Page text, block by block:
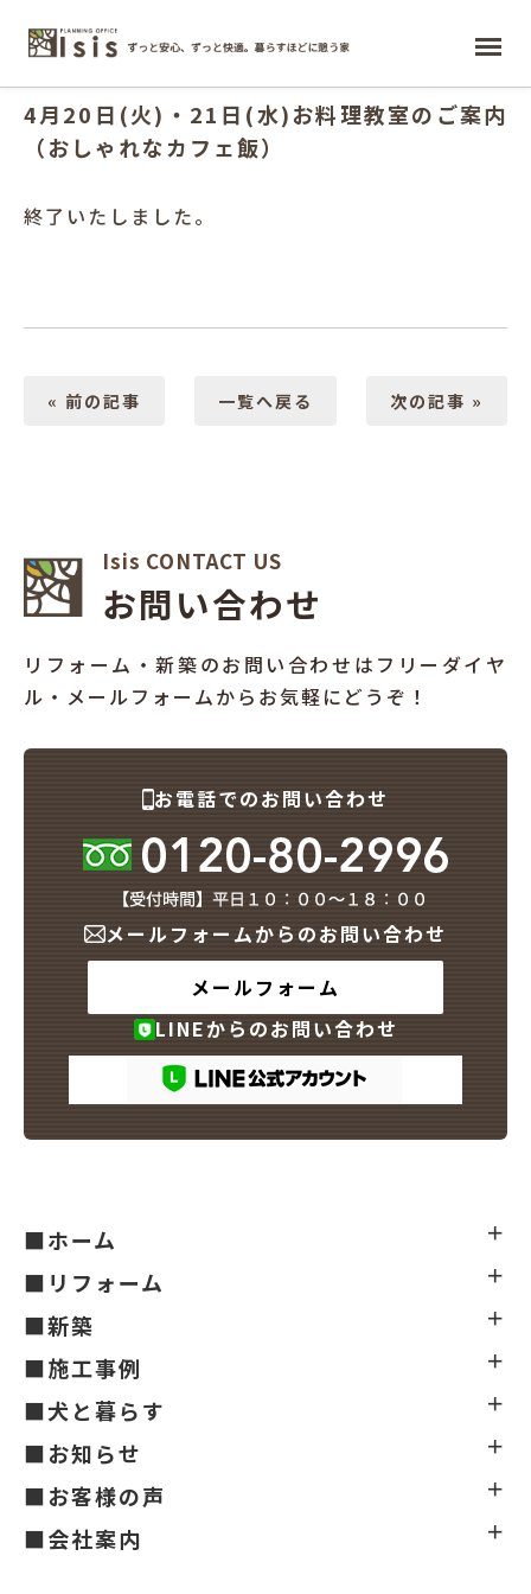
ホーム
犬と暮らす
お客様の声
4月20日(火)・21日(水)お料理教室のご案内
（おしゃれなカフェ飯）
終了いたしました。
« 前の記事 一覧へ戻る 次の記事 »
Isis CONTACT US
お問い合わせ
リフォーム・新築のお問い合わせはフリーダイヤ
ル・メールフォームからお気軽にどうぞ！
お電話でのお問い合わせ
メールフォームからのお問い合わせ
メールフォーム
LINEからのお問い合わせ
■ホーム
■リフォーム
■新築
■施工事例
■犬と暮らす
■お知らせ
■お客様の声
■会社案内